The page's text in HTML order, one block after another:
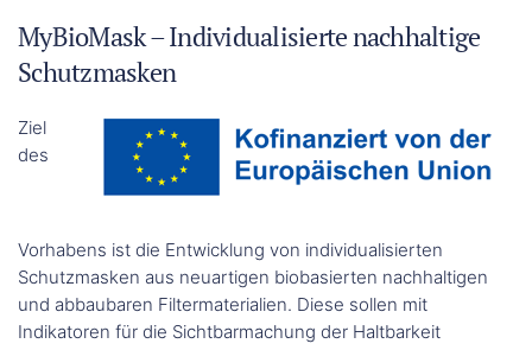
MyBioMask – Individualisierte nachhaltige
Schutzmasken
Ziel
des
Vorhabens ist die Entwicklung von individualisierten
Schutzmasken aus neuartigen biobasierten nachhaltigen
und abbaubaren Filtermaterialien. Diese sollen mit
Indikatoren für die Sichtbarmachung der Haltbarkeit